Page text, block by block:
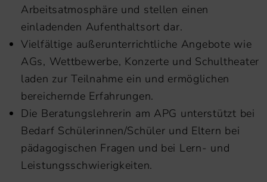
Arbeitsatmosphäre und stellen einen
einladenden Aufenthaltsort dar.
Vielfältige außerunterrichtliche Angebote wie
AGs, Wettbewerbe, Konzerte und Schultheater
laden zur Teilnahme ein und ermöglichen
bereichernde Erfahrungen.
Die Beratungslehrerin am APG unterstützt bei
Bedarf Schülerinnen/Schüler und Eltern bei
pädagogischen Fragen und bei Lern- und
Leistungsschwierigkeiten.